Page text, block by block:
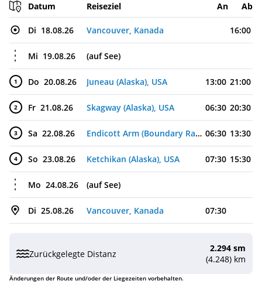
Datum Reiseziel An Ab
Di 18.08.26 Vancouver, Kanada 16:00
Mi 19.08.26 (auf See)
1 Do 20.08.26 Juneau (Alaska), USA 13:00 21:00
2 Fr 21.08.26 Skagway (Alaska), USA 06:30 20:30
3 Sa 22.08.26 Endicott Arm (Boundary Ranges, Alaska), USA 06:30 13:30
4 So 23.08.26 Ketchikan (Alaska), USA 07:30 15:30
Mo 24.08.26 (auf See)
Di 25.08.26 Vancouver, Kanada 07:30
Zurückgelegte Distanz
2.294 sm
(4.248) km
Änderungen der Route und/oder der Liegezeiten vorbehalten.